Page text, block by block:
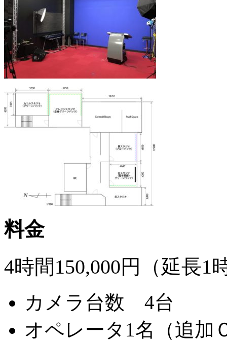
料金
4時間150,000円（延長1
カメラ台数 4台
オペレータ1名（追加